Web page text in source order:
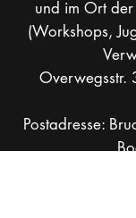
und im Ort
(Workshops,
Overwegsstr.
Postadresse: